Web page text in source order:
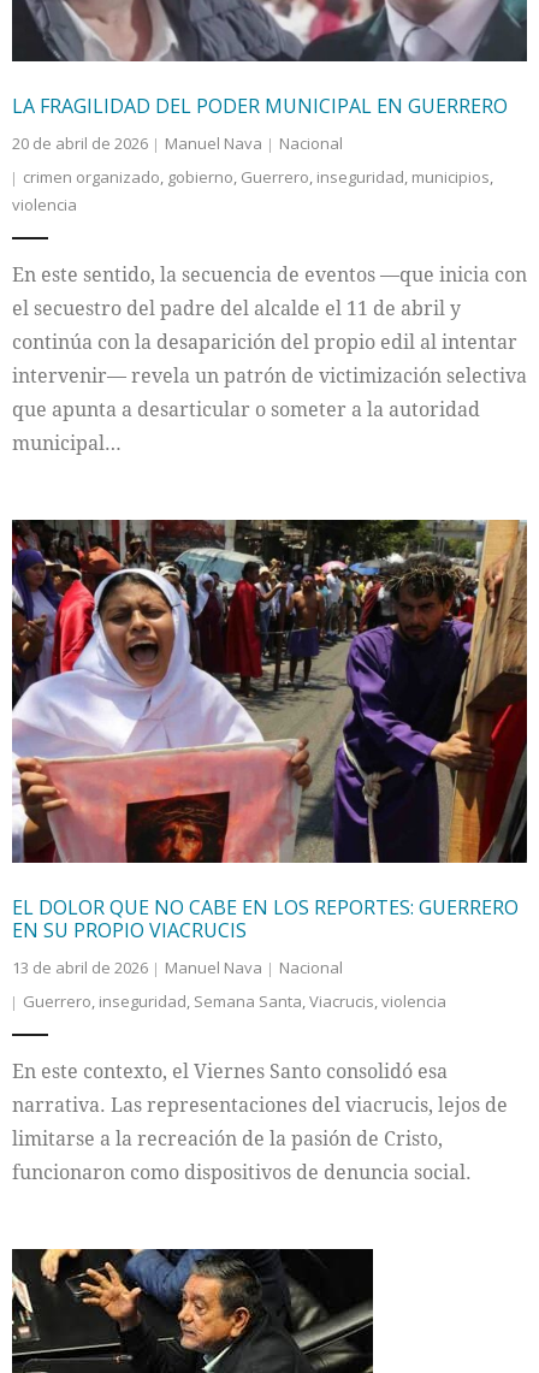
LA FRAGILIDAD DEL PODER MUNICIPAL EN GUERRERO
20 de abril de 2026 Manuel Nava
Nacional
crimen organizado, gobierno, Guerrero, inseguridad, municipios,
violencia
En este sentido, la secuencia de eventos —que inicia con
el secuestro del padre del alcalde el 11 de abril y
continúa con la desaparición del propio edil al intentar
intervenir— revela un patrón de victimización selectiva
que apunta a desarticular o someter a la autoridad
municipal…
EL DOLOR QUE NO CABE EN LOS REPORTES: GUERRERO
EN SU PROPIO VIACRUCIS
13 de abril de 2026 Manuel Nava
Nacional
Guerrero, inseguridad, Semana Santa,Viacrucis,violencia
En este contexto, el Viernes Santo consolidó esa
narrativa. Las representaciones del viacrucis, lejos de
limitarse a la recreación de la pasión de Cristo,
funcionaron como dispositivos de denuncia social.